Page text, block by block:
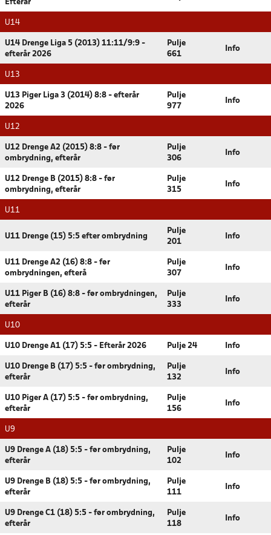
Efterår
U14
U14 Drenge Liga 5 (2013) 11:11/9:9 -
efterår 2026
Pulje
661
Info
U13
U13 Piger Liga 3 (2014) 8:8 - efterår
2026
Pulje
977
Info
U12
U12 Drenge A2 (2015) 8:8 - før
ombrydning, efterår
Pulje
306
Info
U12 Drenge B (2015) 8:8 - før
ombrydning, efterår
Pulje
315
Info
U11
U11 Drenge (15) 5:5 efter ombrydning
Pulje
201
Info
U11 Drenge A2 (16) 8:8 - før
ombrydningen, efterå
Pulje
307
Info
U11 Piger B (16) 8:8 - før ombrydningen,
efterår
Pulje
333
Info
U10
U10 Drenge A1 (17) 5:5 - Efterår 2026 Pulje 24 Info
U10 Drenge B (17) 5:5 - før ombrydning,
efterår
Pulje
132
Info
U10 Piger A (17) 5:5 - før ombrydning,
efterår
Pulje
156
Info
U9
U9 Drenge A (18) 5:5 - før ombrydning,
efterår
Pulje
102
Info
U9 Drenge B (18) 5:5 - før ombrydning,
efterår
Pulje
111
Info
U9 Drenge C1 (18) 5:5 - før ombrydning,
efterår
Pulje
118
Info